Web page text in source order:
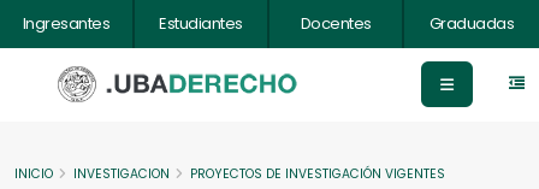
Ingresantes Estudiantes Docentes Graduadas
INICIO INVESTIGACION
PROYECTOS DE INVESTIGACIÓN VIGENTES